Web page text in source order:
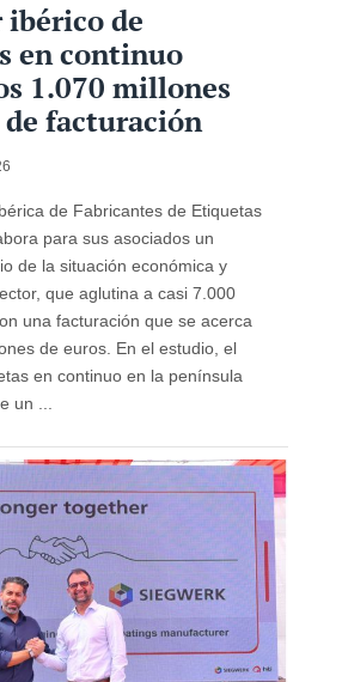
ibérico de
en continuo
1.070 millones
de facturación
de Fabricantes de Etiquetas
para sus asociados un
de la situación económica y
que aglutina a casi 7.000
una facturación que se acerca
de euros. En el estudio, el
en continuo en la península
un ...